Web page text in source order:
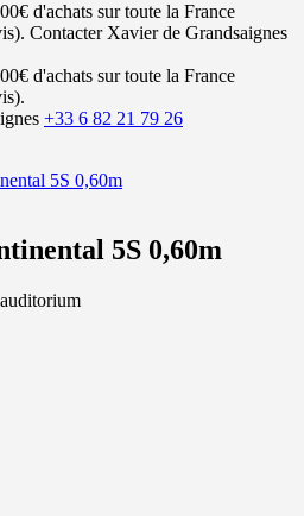
d'achats sur toute la France
Contacter Xavier de Grandsaignes
d'achats sur toute la France
+33 6 82 21 79 26
5S 0,60m
5S 0,60m